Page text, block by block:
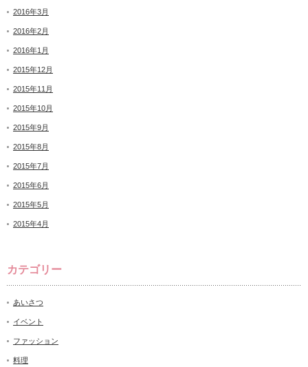
2016年3月
2016年2月
2016年1月
2015年12月
2015年11月
2015年10月
2015年9月
2015年8月
2015年7月
2015年6月
2015年5月
2015年4月
カテゴリー
あいさつ
イベント
ファッション
料理